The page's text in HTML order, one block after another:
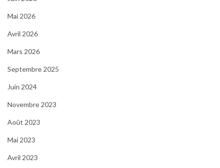
Mai 2026
Avril 2026
Mars 2026
Septembre 2025
Juin 2024
Novembre 2023
Août 2023
Mai 2023
Avril 2023